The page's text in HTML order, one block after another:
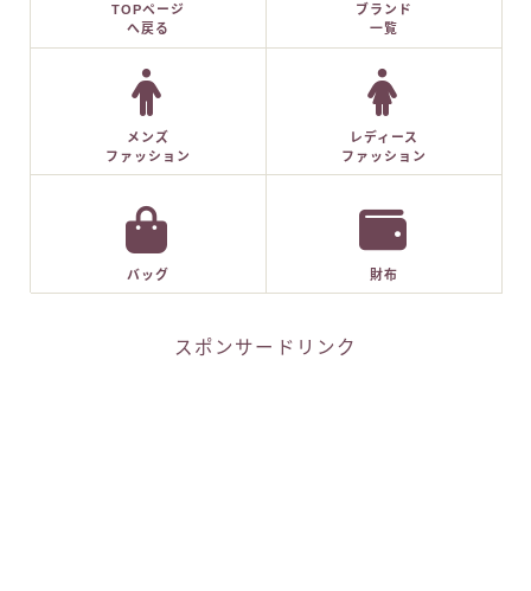
TOPページ
へ戻る
ブランド
一覧
メンズ
ファッション
レディース
ファッション
バッグ 財布
スポンサードリンク